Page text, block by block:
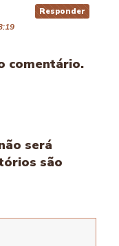
comentário.
Responder
será
são